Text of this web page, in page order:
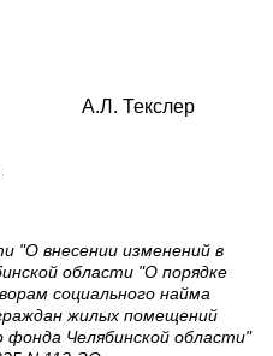
А.Л. Текслер
"О внесении изменений в
области "О порядке
социального найма
жилых помещений
фонда Челябинской области"